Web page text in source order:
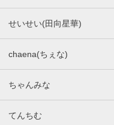
せいせい(田向星華)
chaena(ちぇな)
ちゃんみな
てんちむ